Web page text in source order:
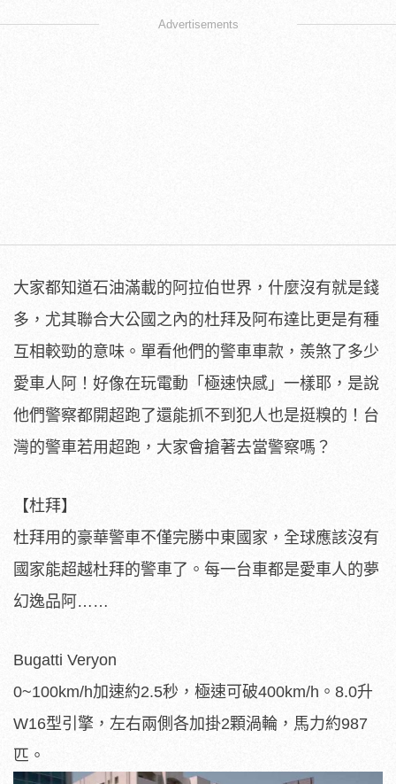
Advertisements
大家都知道石油滿載的阿拉伯世界，什麼沒有就是錢
多，尤其聯合大公國之內的杜拜及阿布達比更是有種
互相較勁的意味。單看他們的警車車款，羨煞了多少
愛車人阿！好像在玩電動「極速快感」一樣耶，是說
他們警察都開超跑了還能抓不到犯人也是挺糗的！台
灣的警車若用超跑，大家會搶著去當警察嗎？
【杜拜】
杜拜用的豪華警車不僅完勝中東國家，全球應該沒有
國家能超越杜拜的警車了。每一台車都是愛車人的夢
幻逸品阿……
Bugatti Veryon
0~100km/h加速約2.5秒，極速可破400km/h。8.0升
W16型引擎，左右兩側各加掛2顆渦輪，馬力約987
匹。